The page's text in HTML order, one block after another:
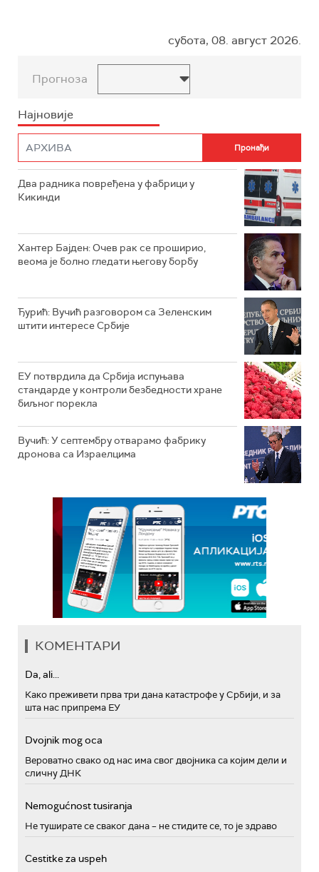
субота, 08. август 2026.
Прогноза
Најновије
Два радника повређена у фабрици у
Кикинди
Хантер Бајден: Очев рак се проширио,
веома је болно гледати његову борбу
Ђурић: Вучић разговором са Зеленским
штити интересе Србије
ЕУ потврдила да Србија испуњава
стандарде у контроли безбедности хране
биљног порекла
Вучић: У септембру отварамо фабрику
дронова са Израелцима
КОМЕНТАРИ
Da, ali...
Како преживети прва три дана катастрофе у Србији, и за
шта нас припрема ЕУ
Dvojnik mog oca
Вероватно свако од нас има свог двојника са којим дели и
сличну ДНК
Nemogućnost tusiranja
Не туширате се сваког дана – не стидите се, то је здраво
Cestitke za uspeh